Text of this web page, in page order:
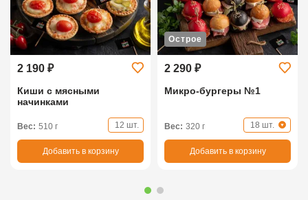
2 190 ₽
Киши с мясными
начинками
Вес: 510 г 12 шт.
Добавить в корзину
Острое
2 290 ₽
Микро-бургеры №1
Вес: 320 г 18 шт.
Добавить в корзину